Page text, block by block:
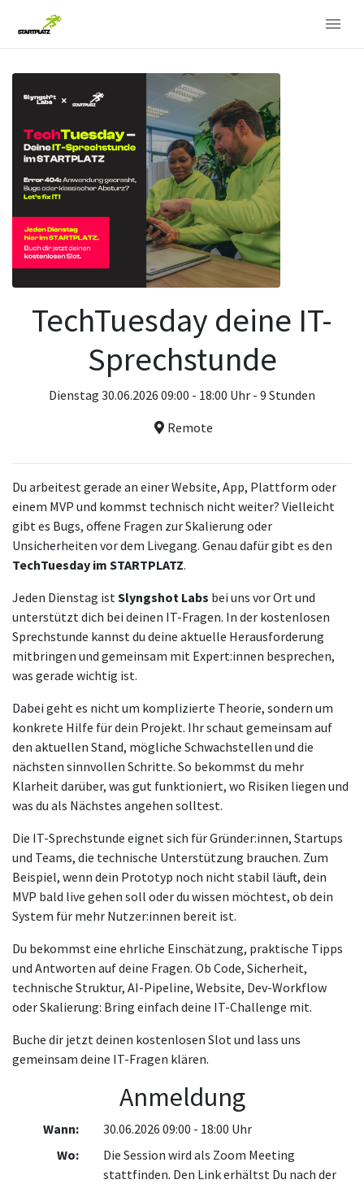
TechTuesday deine IT-
Sprechstunde
Dienstag 30.06.2026 09:00 - 18:00 Uhr - 9 Stunden
Remote
Du arbeitest gerade an einer Website, App, Plattform oder
einem MVP und kommst technisch nicht weiter? Vielleicht
gibt es Bugs, offene Fragen zur Skalierung oder
Unsicherheiten vor dem Livegang. Genau dafür gibt es den
TechTuesday im STARTPLATZ.
Jeden Dienstag istSlyngshot Labs bei uns vor Ort und
unterstützt dich bei deinen IT-Fragen. In der kostenlosen
Sprechstunde kannst du deine aktuelle Herausforderung
mitbringen und gemeinsam mit Expert:innen besprechen,
was gerade wichtig ist.
Dabei geht es nicht um komplizierte Theorie, sondern um
konkrete Hilfe für dein Projekt. Ihr schaut gemeinsam auf
den aktuellen Stand, mögliche Schwachstellen und die
nächsten sinnvollen Schritte. So bekommst du mehr
Klarheit darüber, was gut funktioniert, wo Risiken liegen und
was du als Nächstes angehen solltest.
Die IT-Sprechstunde eignet sich für Gründer:innen, Startups
und Teams, die technische Unterstützung brauchen. Zum
Beispiel, wenn dein Prototyp noch nicht stabil läuft, dein
MVP bald live gehen soll oder du wissen möchtest, ob dein
System für mehr Nutzer:innen bereit ist.
Du bekommst eine ehrliche Einschätzung, praktische Tipps
und Antworten auf deine Fragen. Ob Code, Sicherheit,
technische Struktur, AI-Pipeline, Website, Dev-Workflow
oder Skalierung: Bring einfach deine IT-Challenge mit.
Buche dir jetzt deinen kostenlosen Slot und lass uns
gemeinsam deine IT-Fragen klären.
Anmeldung
Wann:
30.06.2026 09:00 - 18:00 Uhr
Wo:
Die Session wird als Zoom Meeting
stattfinden. Den Link erhältst Du nach der